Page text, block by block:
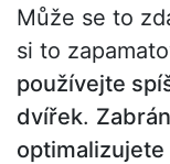
Může se to
si to
používejte
dvířek.